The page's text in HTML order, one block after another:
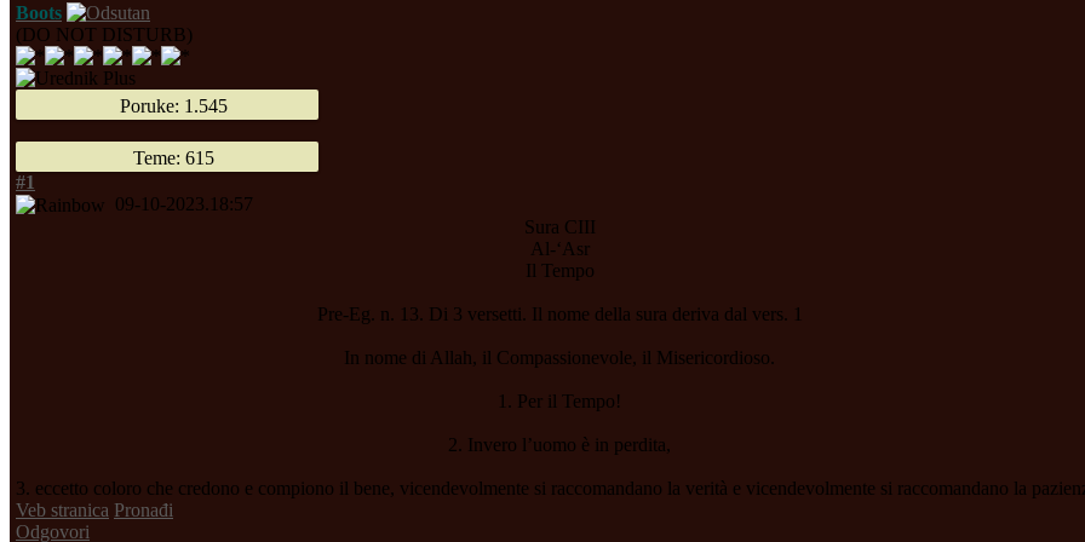
Boots
(DO NOT DISTURB)
Poruke: 1.545
Teme: 615
#1
09-10-2023.18:57
Sura CIII
Al-‘Asr
Il Tempo
Pre-Eg. n. 13. Di 3 versetti. Il nome della sura deriva dal vers. 1
In nome di Allah, il Compassionevole, il Misericordioso.
1. Per il Tempo!
2. Invero l’uomo è in perdita,
3. eccetto coloro che credono e compiono il bene, vicendevolmente si raccomandano la verità e vicendevolmente si raccomandano la
Veb stranica Pronađi
Odgovori